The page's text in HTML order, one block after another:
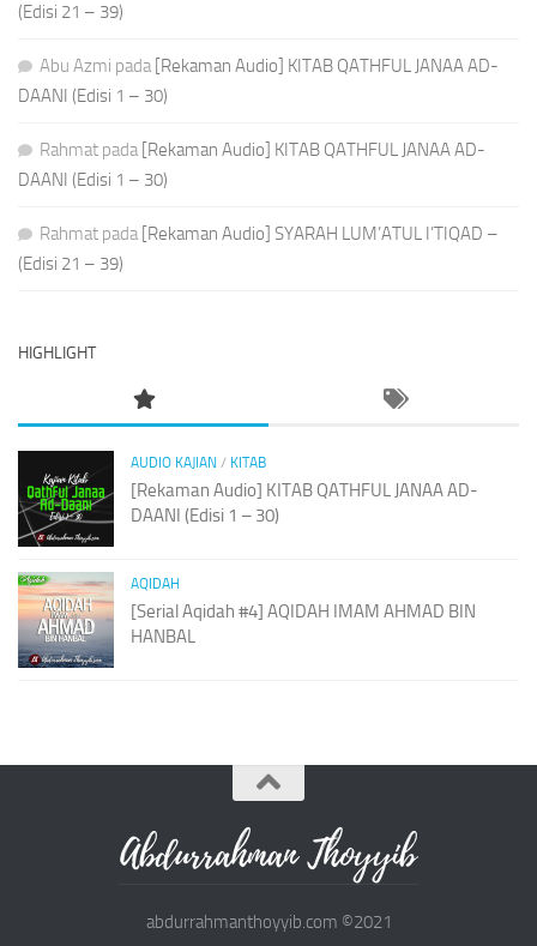
(Edisi 21 – 39)
Abu Azmi pada [Rekaman Audio] KITAB QATHFUL JANAA AD-
DAANI (Edisi 1 – 30)
Rahmat pada [Rekaman Audio] KITAB QATHFUL JANAA AD-
DAANI (Edisi 1 – 30)
Rahmat pada [Rekaman Audio] SYARAH LUM’ATUL I’TIQAD –
(Edisi 21 – 39)
HIGHLIGHT
AUDIO KAJIAN / KITAB
[Rekaman Audio] KITAB QATHFUL JANAA AD-
DAANI (Edisi 1 – 30)
AQIDAH
[Serial Aqidah #4] AQIDAH IMAM AHMAD BIN
HANBAL
abdurrahmanthoyyib.com ©2021